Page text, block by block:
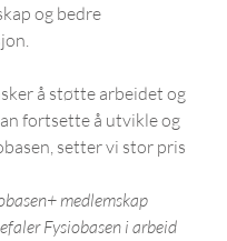
og bedre
å støtte arbeidet og
fortsette å utvikle og
setter vi stor pris
medlemskap
Fysiobasen i arbeid